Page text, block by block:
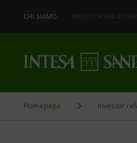
CHI SIAMO INVESTOR
Homepage Investor